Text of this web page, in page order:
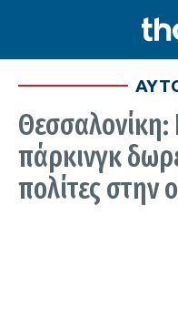
Θεσσαλονίκη:
πάρκινγκ
πολίτες στην